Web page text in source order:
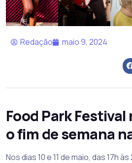
Redação maio 9, 2024
Food Park
o fim de semana
Nos dias 10 e 11 de maio, das 17h